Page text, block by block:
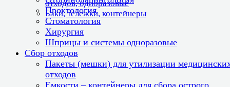
отходов, одноразовые
Баки, тележки, контейнеры
Проктология
Стоматология
Хирургия
Шприцы и системы одноразовые
Сбор отходов
Пакеты (мешки) для утилизации
отходов
Емкости – контейнеры для сбора острого